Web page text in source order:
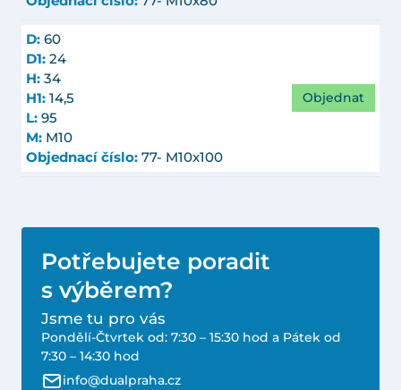
D: 60
D1: 24
H: 34
H1: 14,5
L: 95
M: M10
Objednací číslo: 77- M10x100
Objednat
Potřebujete poradit
s výběrem?
Jsme tu pro vás
Pondělí-Čtvrtek od: 7:30 – 15:30 hod a Pátek od
7:30 – 14:30 hod
info@dualpraha.cz